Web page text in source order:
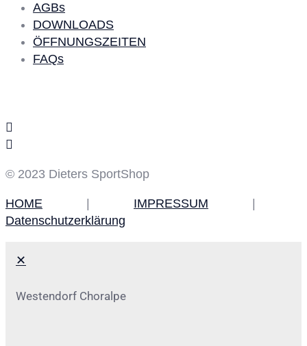
AGBs
DOWNLOADS
ÖFFNUNGSZEITEN
FAQs
© 2023 Dieters SportShop
HOME | IMPRESSUM |
Datenschutzerklärung
✕
Westendorf Choralpe